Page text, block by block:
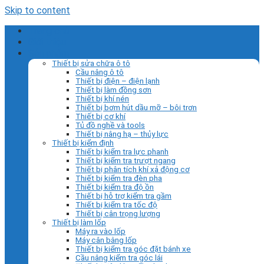
Skip to content
Thiết bị sửa chữa ô tô
Cầu nâng ô tô
Thiết bị điện – điện lạnh
Thiết bị làm đồng sơn
Thiết bị khí nén
Thiết bị bơm hút dầu mỡ – bôi trơn
Thiết bị cơ khí
Tủ đồ nghề và tools
Thiết bị nâng hạ – thủy lực
Thiết bị kiểm định
Thiết bị kiểm tra lực phanh
Thiết bị kiểm tra trượt ngang
Thiết bị phân tích khí xả động cơ
Thiết bị kiểm tra đèn pha
Thiết bị kiểm tra độ ồn
Thiết bị hỗ trợ kiểm tra gầm
Thiết bị kiểm tra tốc độ
Thiết bị cân trọng lượng
Thiết bị làm lốp
Máy ra vào lốp
Máy cân bằng lốp
Thiết bị kiểm tra góc đặt bánh xe
Cầu nâng kiểm tra góc lái